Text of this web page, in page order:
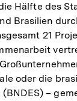
Hälfte des
Brasilien
21
oder die
–